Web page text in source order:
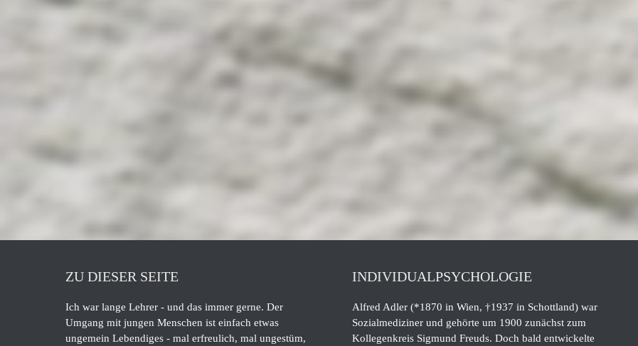
ZU DIESER SEITE
Ich war lange Lehrer - und das immer gerne. Der
Umgang mit jungen Menschen ist einfach etwas
ungemein Lebendiges - mal erfreulich, mal ungestüm,
INDIVIDUALPSYCHOLOGIE
Alfred Adler (*1870 in Wien, †1937 in Schottland) war
Sozialmediziner und gehörte um 1900 zunächst zum
Kollegenkreis Sigmund Freuds. Doch bald entwickelte